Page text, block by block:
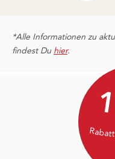
*Alle Informationen zu
findest Du hier.